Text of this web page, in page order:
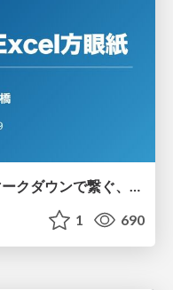
Escape from Excel方眼紙 ～マークダウンで繋ぐ、人とAIの架け橋～ /nikkei-tech-talk44
1 690